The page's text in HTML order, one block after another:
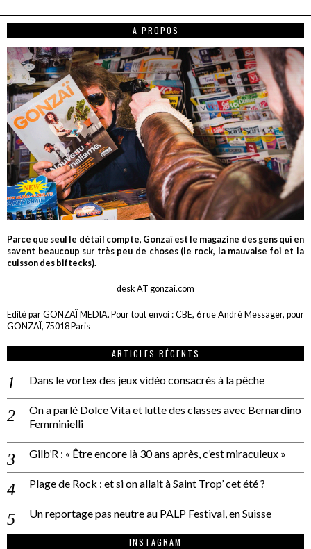
A PROPOS
Parce que seul le détail compte, Gonzaï est le magazine des gens qui en
savent beaucoup sur très peu de choses (le rock, la mauvaise foi et la
cuisson des biftecks).
desk AT gonzai.com
Edité par GONZAÏ MEDIA. Pour tout envoi : CBE, 6 rue André Messager, pour
GONZAÏ, 75018 Paris
ARTICLES RÉCENTS
Dans le vortex des jeux vidéo consacrés à la pêche
On a parlé Dolce Vita et lutte des classes avec Bernardino
Femminielli
Gilb’R : « Être encore là 30 ans après, c’est miraculeux »
Plage de Rock : et si on allait à Saint Trop’ cet été ?
Un reportage pas neutre au PALP Festival, en Suisse
INSTAGRAM